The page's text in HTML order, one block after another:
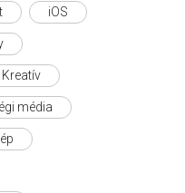
iOS
Kreatív
média